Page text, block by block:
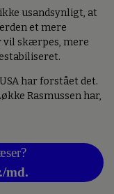
usandsynligt, at
et mere
vil skærpes, mere
har forstået det.
Rasmussen har,
md.